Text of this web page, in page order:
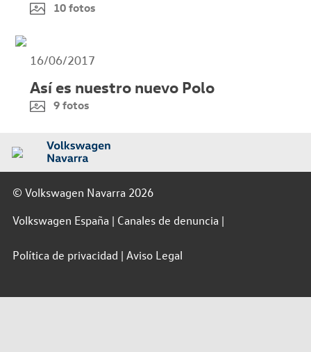
10 fotos
16/06/2017
Así es nuestro nuevo Polo
9 fotos
© Volkswagen Navarra 2026
Volkswagen España
Canales de denuncia
Política de privacidad Aviso Legal